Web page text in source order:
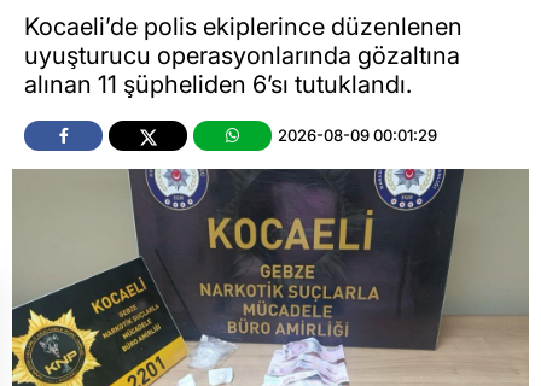
Kocaeli’de polis ekiplerince düzenlenen
uyuşturucu operasyonlarında gözaltına
alınan 11 şüpheliden 6’sı tutuklandı.
2026-08-09 00:01:29